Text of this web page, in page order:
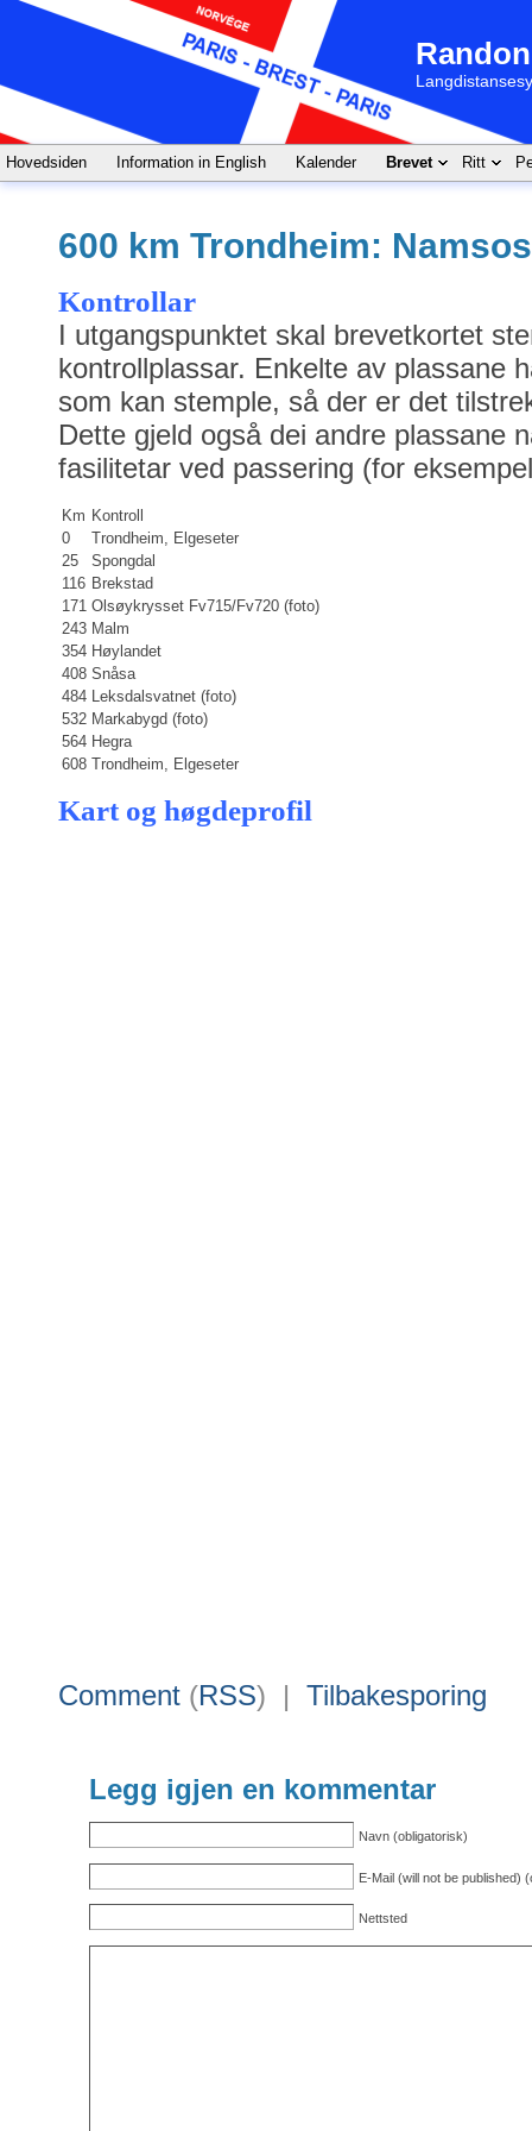
Hovedsiden Information in English Kalender Brevet Ritt
600 km Trondheim:
Kontrollar
I utgangspunktet skal brevetkortet
kontrollplassar. Enkelte av plassane
som kan stemple, så der er det
Dette gjeld også dei andre plassane
fasilitetar ved passering (for
Km Kontroll
0
Trondheim, Elgeseter
25
Spongdal
116 Brekstad
171 Olsøykrysset Fv715/Fv720 (foto)
243 Malm
354 Høylandet
408 Snåsa
484 Leksdalsvatnet (foto)
532 Markabygd (foto)
564 Hegra
608 Trondheim, Elgeseter
Kart og høgdeprofil
Comment (RSS) | Tilbakesporing
Legg igjen en kommentar
Navn (obligatorisk)
E-Mail (will not be published)
Nettsted